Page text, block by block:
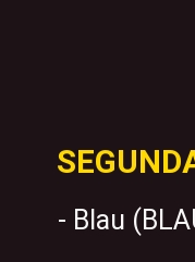
- Blau